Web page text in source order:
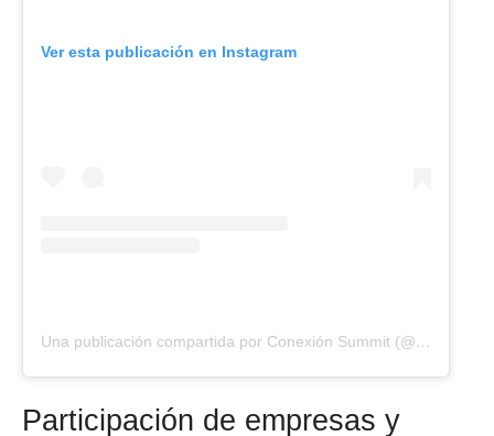
Ver esta publicación en Instagram
Una publicación compartida por Conexión Summit (@conexionsummit)
Participación de empresas y